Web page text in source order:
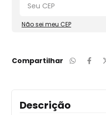
Não sei meu CEP
Compartilhar
Descrição